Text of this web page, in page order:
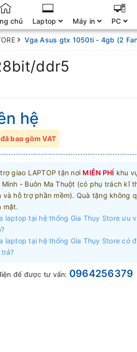
chủ Laptop Máy in PC
Vga Asus gtx 1050ti - 4gb (2
ddr5
hệ
bao gồm VAT
giao LAPTOP tận nơi MIỄN PHÍ khu
Minh - Buôn Ma Thuột (có phụ trách kĩ
và hỗ trợ phần mềm). Quà tặng không
mặt.
laptop tại hệ thống Gia Thụy Store ưu
laptop tại hệ thống Gia Thụy Store có
để được tư vấn: 0964256379